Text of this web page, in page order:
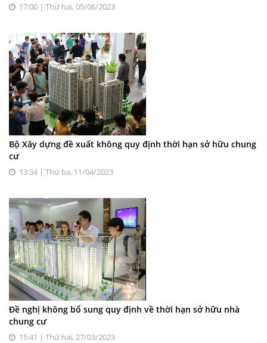
17:00 | Thứ hai, 05/06/2023
Bộ Xây dựng đề xuất không quy định thời hạn sở hữu chung
cư
13:34 | Thứ ba, 11/04/2023
Đề nghị không bổ sung quy định về thời hạn sở hữu nhà
chung cư
15:41 | Thứ hai, 27/03/2023